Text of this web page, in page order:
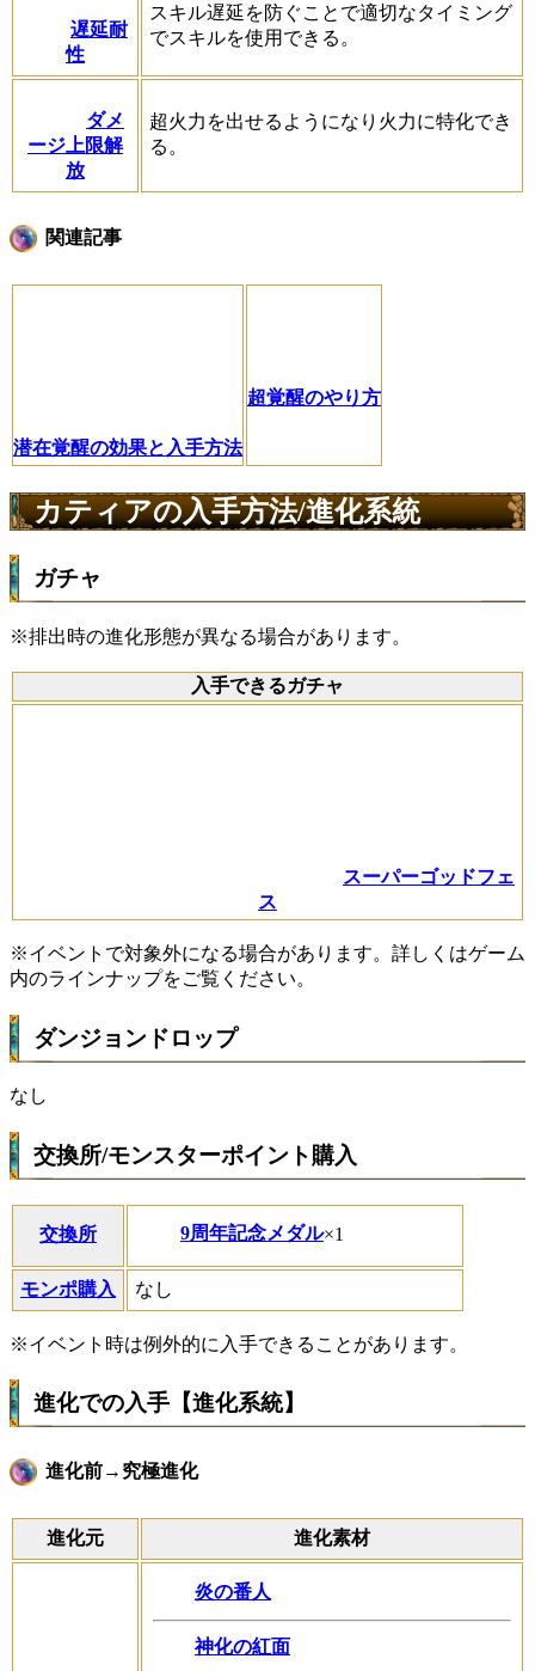
遅延耐
性
スキル遅延を防ぐことで適切なタイミング
でスキルを使用できる。
ダメ
ージ上限解
放
超火力を出せるようになり火力に特化でき
る。
関連記事
潜在覚醒の効果と入手方法
超覚醒のやり方
カティアの入手方法/進化系統
ガチャ
※排出時の進化形態が異なる場合があります。
入手できるガチャ
スーパーゴッドフェ
ス
※イベントで対象外になる場合があります。詳しくはゲーム
内のラインナップをご覧ください。
ダンジョンドロップ
なし
交換所/モンスターポイント購入
交換所 9周年記念メダル×1
モンポ購入 なし
※イベント時は例外的に入手できることがあります。
進化での入手【進化系統】
進化前→究極進化
進化元 進化素材
炎の番人
神化の紅面